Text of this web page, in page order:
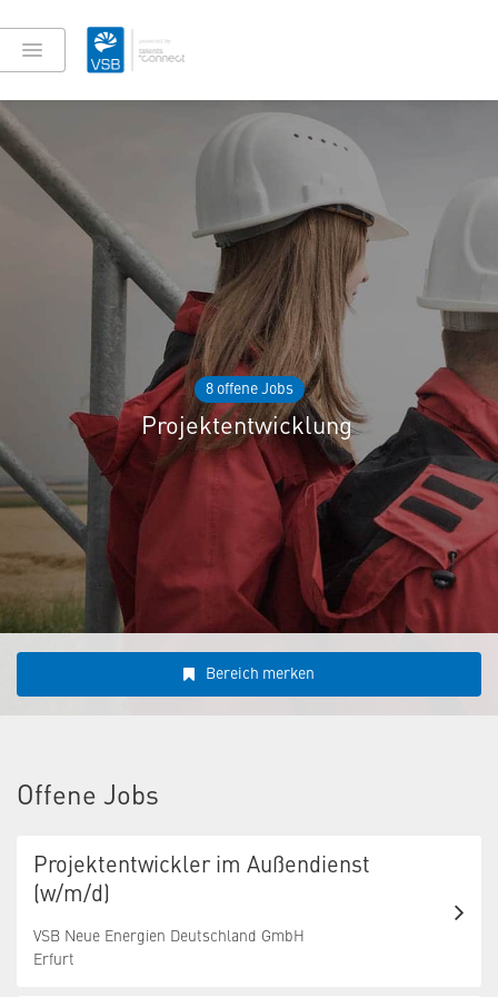
8 offene Jobs
Projektentwicklung
Bereich merken
Offene Jobs
Projektentwickler im Außendienst
(w/m/d)
VSB Neue Energien Deutschland GmbH
Erfurt